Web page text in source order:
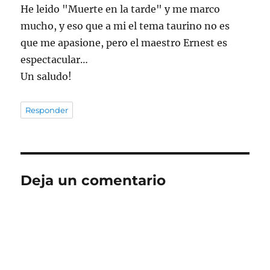
He leido "Muerte en la tarde" y me marco
mucho, y eso que a mi el tema taurino no es
que me apasione, pero el maestro Ernest es
espectacular…
Un saludo!
Responder
Deja un comentario